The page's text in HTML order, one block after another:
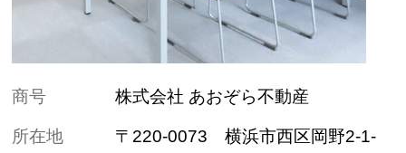
商号 株式会社 あおぞら不動産
所在地
〒220-0073 横浜市西区岡野2-1-